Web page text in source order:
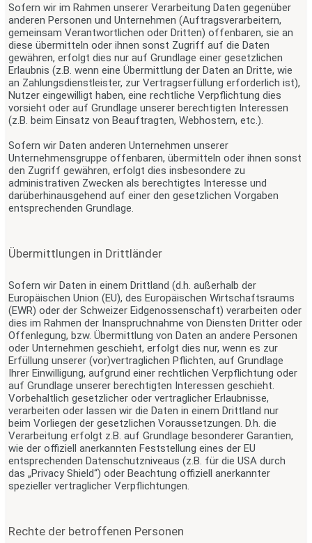
Sofern wir im Rahmen unserer Verarbeitung Daten gegenüber
anderen Personen und Unternehmen (Auftragsverarbeitern,
gemeinsam Verantwortlichen oder Dritten) offenbaren, sie an
diese übermitteln oder ihnen sonst Zugriff auf die Daten
gewähren, erfolgt dies nur auf Grundlage einer gesetzlichen
Erlaubnis (z.B. wenn eine Übermittlung der Daten an Dritte, wie
an Zahlungsdienstleister, zur Vertragserfüllung erforderlich ist),
Nutzer eingewilligt haben, eine rechtliche Verpflichtung dies
vorsieht oder auf Grundlage unserer berechtigten Interessen
(z.B. beim Einsatz von Beauftragten, Webhostern, etc.).
Sofern wir Daten anderen Unternehmen unserer
Unternehmensgruppe offenbaren, übermitteln oder ihnen sonst
den Zugriff gewähren, erfolgt dies insbesondere zu
administrativen Zwecken als berechtigtes Interesse und
darüberhinausgehend auf einer den gesetzlichen Vorgaben
entsprechenden Grundlage.
Übermittlungen in Drittländer
Sofern wir Daten in einem Drittland (d.h. außerhalb der
Europäischen Union (EU), des Europäischen Wirtschaftsraums
(EWR) oder der Schweizer Eidgenossenschaft) verarbeiten oder
dies im Rahmen der Inanspruchnahme von Diensten Dritter oder
Offenlegung, bzw. Übermittlung von Daten an andere Personen
oder Unternehmen geschieht, erfolgt dies nur, wenn es zur
Erfüllung unserer (vor)vertraglichen Pflichten, auf Grundlage
Ihrer Einwilligung, aufgrund einer rechtlichen Verpflichtung oder
auf Grundlage unserer berechtigten Interessen geschieht.
Vorbehaltlich gesetzlicher oder vertraglicher Erlaubnisse,
verarbeiten oder lassen wir die Daten in einem Drittland nur
beim Vorliegen der gesetzlichen Voraussetzungen. D.h. die
Verarbeitung erfolgt z.B. auf Grundlage besonderer Garantien,
wie der offiziell anerkannten Feststellung eines der EU
entsprechenden Datenschutzniveaus (z.B. für die USA durch
das „Privacy Shield“) oder Beachtung offiziell anerkannter
spezieller vertraglicher Verpflichtungen.
Rechte der betroffenen Personen